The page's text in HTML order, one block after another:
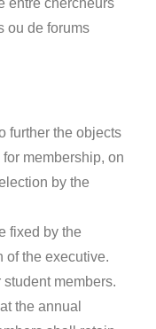
ou de forums
further the objects
membership, on
by the
fixed by the
of the executive.
members.
the annual